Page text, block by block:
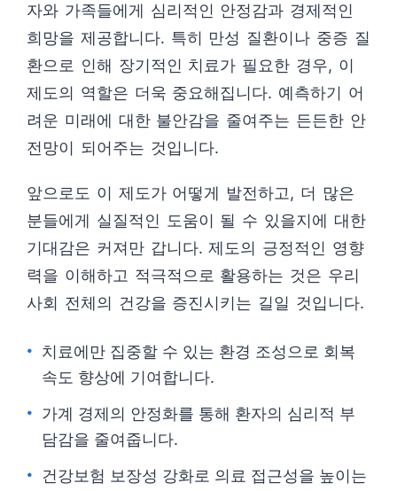
자와 가족들에게 심리적인 안정감과 경제적인
희망을 제공합니다. 특히 만성 질환이나 중증 질
환으로 인해 장기적인 치료가 필요한 경우, 이
제도의 역할은 더욱 중요해집니다. 예측하기 어
려운 미래에 대한 불안감을 줄여주는 든든한 안
전망이 되어주는 것입니다.
앞으로도 이 제도가 어떻게 발전하고, 더 많은
분들에게 실질적인 도움이 될 수 있을지에 대한
기대감은 커져만 갑니다. 제도의 긍정적인 영향
력을 이해하고 적극적으로 활용하는 것은 우리
사회 전체의 건강을 증진시키는 길일 것입니다.
치료에만 집중할 수 있는 환경 조성으로 회복
속도 향상에 기여합니다.
가계 경제의 안정화를 통해 환자의 심리적 부
담감을 줄여줍니다.
건강보험 보장성 강화로 의료 접근성을 높이는